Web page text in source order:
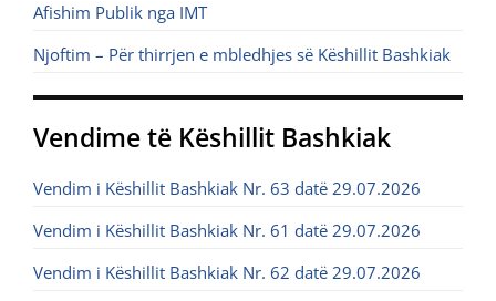
Afishim Publik nga IMT
Njoftim – Për thirrjen e mbledhjes së Këshillit Bashkiak
Vendime të Këshillit Bashkiak
Vendim i Këshillit Bashkiak Nr. 63 datë 29.07.2026
Vendim i Këshillit Bashkiak Nr. 61 datë 29.07.2026
Vendim i Këshillit Bashkiak Nr. 62 datë 29.07.2026